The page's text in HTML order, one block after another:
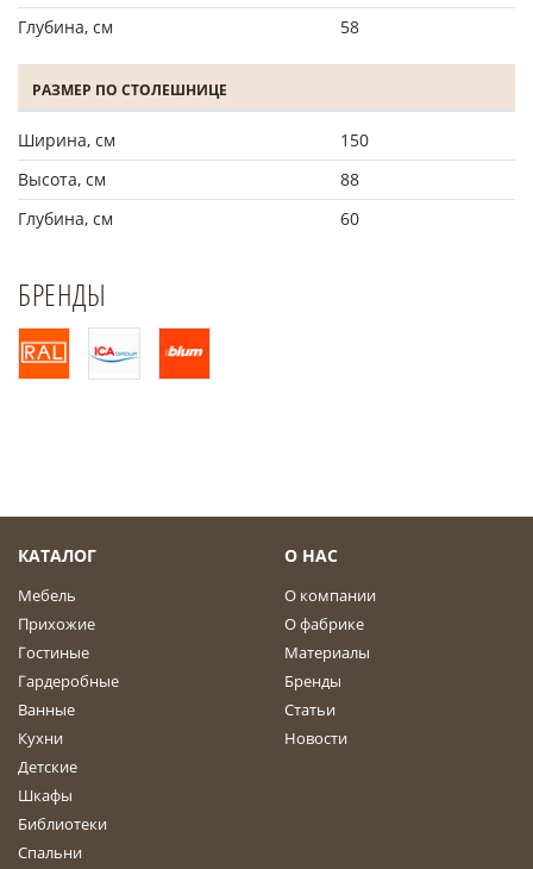
Глубина, см
58
РАЗМЕР ПО СТОЛЕШНИЦЕ
Ширина, см
150
Высота, см
88
Глубина, см
60
БРЕНДЫ
КАТАЛОГ
Мебель
Прихожие
Гостиные
Гардеробные
Ванные
Кухни
Детские
Шкафы
Библиотеки
Спальни
О НАС
О компании
О фабрике
Материалы
Бренды
Статьи
Новости